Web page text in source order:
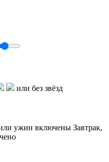
или без звёзд
ужин включены Завтрак,